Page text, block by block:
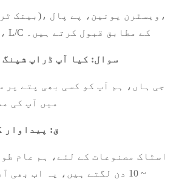
Alipay، Wechat پے، L/C کے مطابق قبول کرتے ہیں۔
2. سوال: کیا آپ ڈراپ
میں آپ کی
3. ق:
~ 10 دن لگتے ہیں، یہ اب